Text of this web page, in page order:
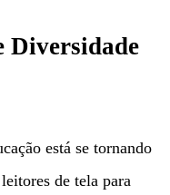
Diversidade
está se tornando
de tela para